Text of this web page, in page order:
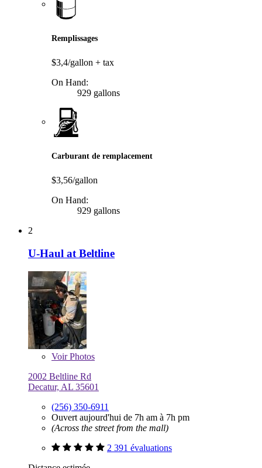
Remplissages
$3,4/gallon + tax
On Hand:
929 gallons
Carburant de remplacement
$3,56/gallon
On Hand:
929 gallons
2
U-Haul at Beltline
VoirPhotos
2002 Beltline Rd
Decatur, AL 35601
(256) 350-6911
Ouvert aujourd'hui de 7h am à 7h pm
(Across the street from the mall)
2 391 évaluations